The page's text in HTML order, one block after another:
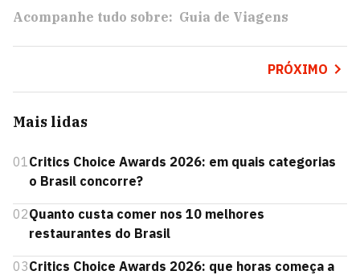
Acompanhe tudo sobre: Guia de Viagens
PRÓXIMO
Mais lidas
01 Critics Choice Awards 2026: em quais categorias
o Brasil concorre?
02Quanto custa comer nos 10 melhores
restaurantes do Brasil
03Critics Choice Awards 2026: que horas começa a